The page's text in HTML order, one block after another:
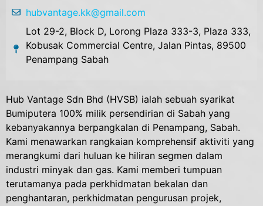
hubvantage.kk@gmail.com
Lot 29-2, Block D, Lorong Plaza 333-3, Plaza 333,
Kobusak Commercial Centre, Jalan Pintas, 89500
Penampang Sabah
Hub Vantage Sdn Bhd (HVSB) ialah sebuah syarikat
Bumiputera 100% milik persendirian di Sabah yang
kebanyakannya berpangkalan di Penampang, Sabah.
Kami menawarkan rangkaian komprehensif aktiviti yang
merangkumi dari huluan ke hiliran segmen dalam
industri minyak dan gas. Kami memberi tumpuan
terutamanya pada perkhidmatan bekalan dan
penghantaran, perkhidmatan pengurusan projek,